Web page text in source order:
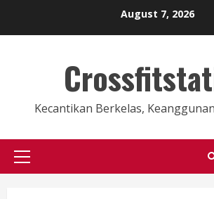
August 7, 2026
Kecantikan Berkelas,
Primary